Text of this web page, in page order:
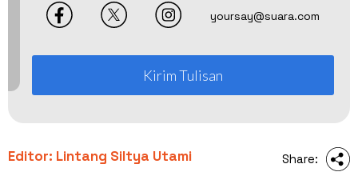
yoursay@suara.com
Kirim Tulisan
Editor: Lintang Siltya Utami Share: